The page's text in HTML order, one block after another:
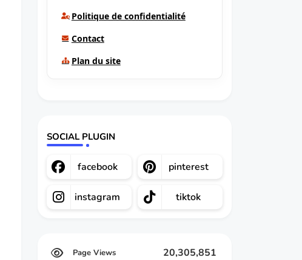
Politique de confidentialité
Contact
Plan du site
SOCIAL PLUGIN
facebook pinterest
instagram tiktok
20,305,851